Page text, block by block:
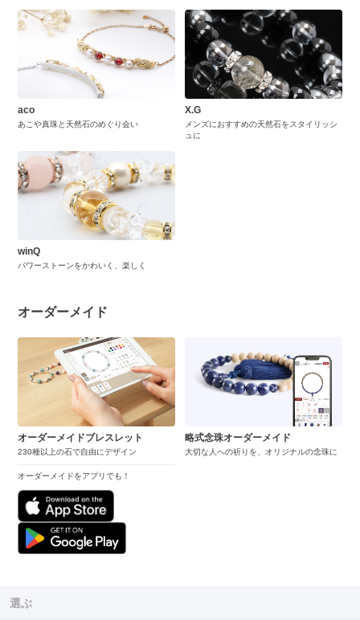
aco
あこや真珠と天然石のめぐり会い
X.G
メンズにおすすめの天然石をスタイリッシ
ュに
winQ
パワーストーンをかわいく、楽しく
オーダーメイド
オーダーメイドブレスレット
230種以上の石で自由にデザイン
オーダーメイドをアプリでも！
略式念珠オーダーメイド
大切な人への祈りを、オリジナルの念珠に
選ぶ